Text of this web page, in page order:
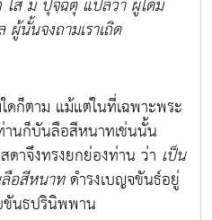
นั้นจงถามเราเถิด
ดก็ตาม แม้แต่ในที่เฉพาะพระ
นก็บันลือสีหนาทเช่นนั้น
ดาจึงทรงยกย่องท่าน ว่า เป็น
อสีหนาทดำรงเบญจขันธ์อยู่
นธปรินิพพาน